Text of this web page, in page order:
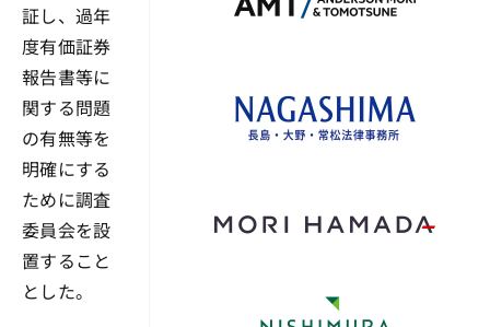
証し、過年
度有価証券
報告書等に
関する問題
の有無等を
明確にする
ために調査
委員会を設
置すること
とした。